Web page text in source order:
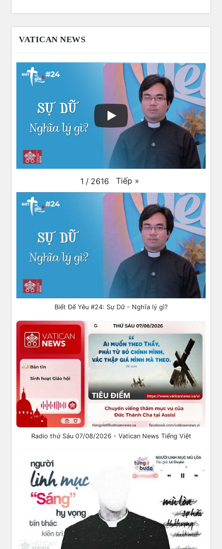
VATICAN NEWS
1 / 2616 Tiếp »
Biết Để Yêu #24: Sự Dữ - Nghĩa lý gì?
Radio thứ Sáu 07/08/2026 - Vatican News Tiếng Việt